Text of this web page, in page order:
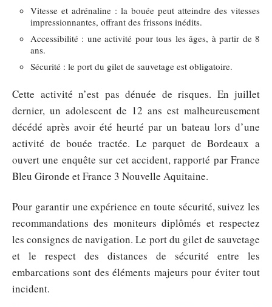
Vitesse et adrénaline : la bouée peut atteindre des vitesses
impressionnantes, offrant des frissons inédits.
Accessibilité : une activité pour tous les âges, à partir de 8
ans.
Sécurité : le port du gilet de sauvetage est obligatoire.
Cette activité n’est pas dénuée de risques. En juillet
dernier, un adolescent de 12 ans est malheureusement
décédé après avoir été heurté par un bateau lors d’une
activité de bouée tractée. Le parquet de Bordeaux a
ouvert une enquête sur cet accident, rapporté par France
Bleu Gironde et France 3 Nouvelle Aquitaine.
Pour garantir une expérience en toute sécurité, suivez les
recommandations des moniteurs diplômés et respectez
les consignes de navigation. Le port du gilet de sauvetage
et le respect des distances de sécurité entre les
embarcations sont des éléments majeurs pour éviter tout
incident.